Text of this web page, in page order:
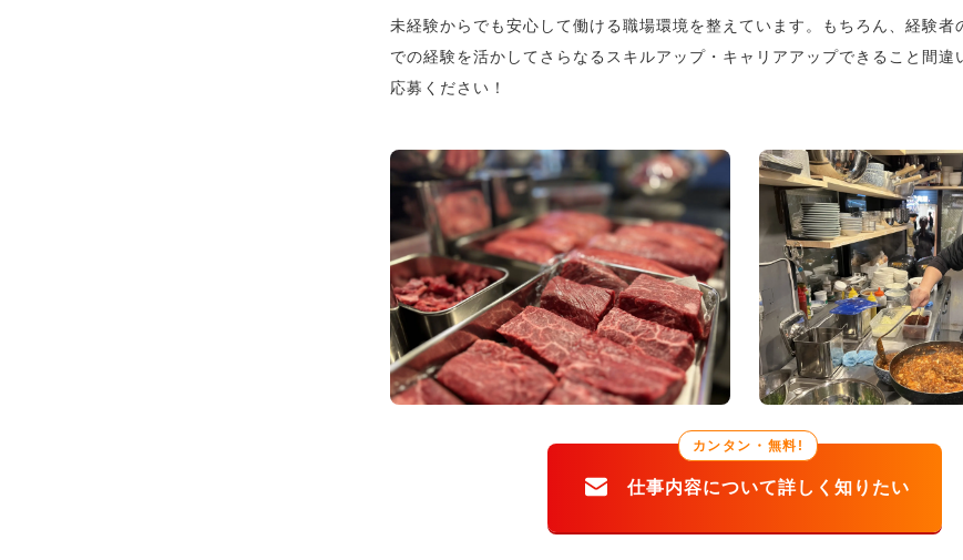
未経験からでも安心して働ける職場環境を整えています。もちろん、経験者
での経験を活かしてさらなるスキルアップ・キャリアアップできること間違
応募ください！
カンタン・無料!